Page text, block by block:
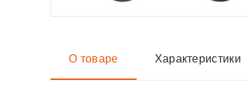
О товаре Характеристики